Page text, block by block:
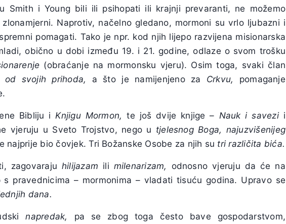
Smith i Young bili ili psihopati ili krajnji prevaranti, ne možemo
Naprotiv, načelno gledano, mormoni su vrlo ljubazni i
pomagati. Tako je npr. kod njih lijepo razvijena misionarska
obično u dobi između 19. i 21. godine, odlaze o svom trošku
(obraćanje na mormonsku vjeru). Osim toga, svaki član
od svojih prihoda, a što je namijenjeno za Crkvu,
pomaganje
Bibliju i Knjigu Mormon,te još dvije knjige – Nauk i savezi i
vjeruju u Sveto Trojstvo, nego u tjelesnog Boga, najuzvišenijeg
najprije bio čovjek. Tri Božanske Osobe za njih su tri različita bića.
zagovaraju hilijazam ili milenarizam, odnosno vjeruju da će na
s pravednicima – mormonima – vladati tisuću godina. Upravo se
dana.
napredak, pa se zbog toga često bave gospodarstvom,